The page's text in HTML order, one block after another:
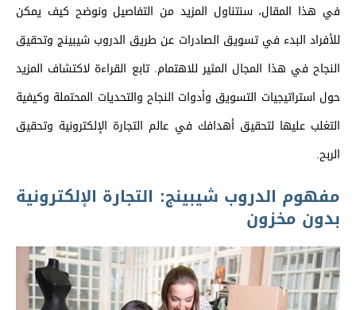
في هذا المقال، سنتناول المزيد من التفاصيل ونوضح كيف يمكن
للأفراد البدء في تسويق الصادرات عن طريق الدروب شيبينج وتحقيق
النجاح في هذا المجال المثير للاهتمام. تابع القراءة لاكتشاف المزيد
حول استراتيجيات التسويق وأدوات النجاح والتحديات المحتملة وكيفية
التغلب عليها لتحقيق أهدافك في عالم التجارة الإلكترونية وتحقيق
الربح.
مفهوم الدروب شيبينج: التجارة الإلكترونية
بدون مخزون